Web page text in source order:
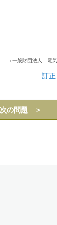
（一般財団法人 電
訂正
次の問題 ＞